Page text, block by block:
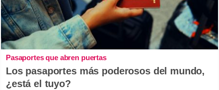
Pasaportes que abren puertas
Los pasaportes más poderosos del mundo,
¿está el tuyo?